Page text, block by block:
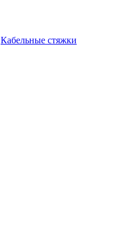
Кабельные стяжки